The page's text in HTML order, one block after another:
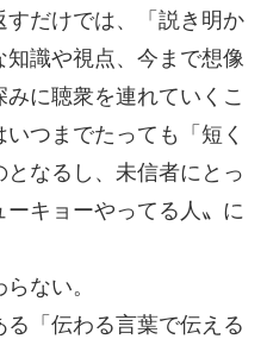
だけでは、「説き明か
識や視点、今まで想像
に聴衆を連れていくこ
つまでたっても「短く
なるし、未信者にとっ
キョーやってる人〟に
ない。
「伝わる言葉で伝える